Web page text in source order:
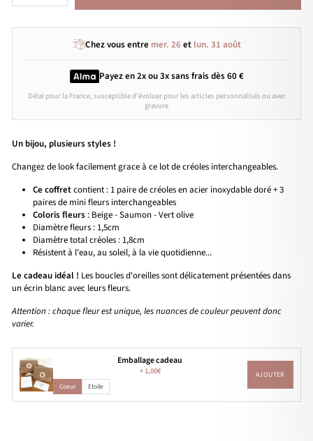
Chez vous entre mer. 26et lun. 31 août
Payez en 2x ou 3xsans fraisdès 60 €
Délai pour la France, susceptible d'évoluer pour les articles personnalisés ou avec
gravure
Un bijou, plusieurs styles !
Changez de look facilement grace à ce lot de créoles interchangeables.
Ce coffretcontient : 1 paire de créoles en acier inoxydable doré + 3
paires de mini fleurs interchangeables
Coloris fleurs : Beige - Saumon - Vert olive
Diamètre fleurs : 1,5cm
Diamètre total créoles : 1,8cm
Résistent à l'eau, au soleil, à la vie quotidienne...
Le cadeau idéal ! Les boucles d'oreilles sont délicatement présentées dans
un écrin blanc avec leurs fleurs.
Attention : chaque fleur est unique, les nuances de couleur peuvent donc
varier.
Emballage cadeau
+1,00€
Coeur Etoile
AJOUTER